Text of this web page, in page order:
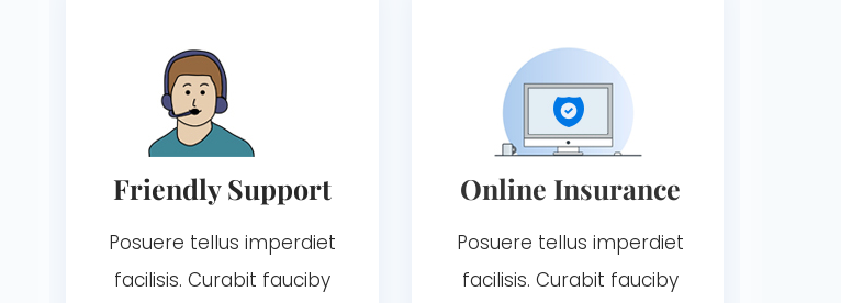
Friendly Support
Posuere tellus imperdiet
facilisis. Curabit fauciby
Online Insurance
Posuere tellus imperdiet
facilisis. Curabit fauciby